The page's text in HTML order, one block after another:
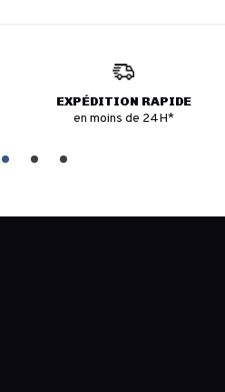
EXPÉDITION RAPIDE
en moins de 24H*